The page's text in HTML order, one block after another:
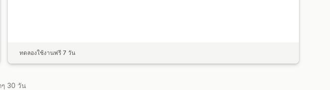
ทดลองใช้งานฟรี 7 วัน
ๆ 30 วัน